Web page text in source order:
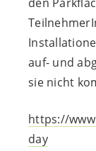
auf- und
sie nicht
https://
day